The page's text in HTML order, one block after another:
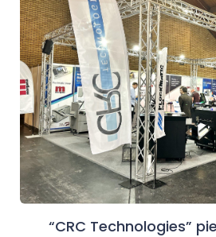
“CRC Technologies”